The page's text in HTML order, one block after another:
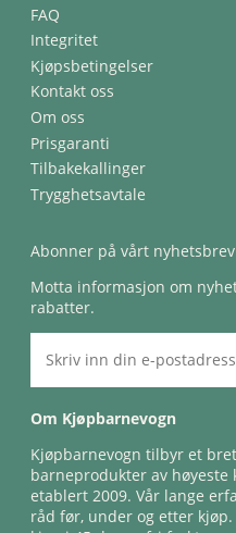
FAQ
Integritet
Kjøpsbetingelser
Kontakt oss
Om oss
Prisgaranti
Tilbakekallinger
Trygghetsavtale
Abonner på vårt nyhetsbrev
Motta informasjon om
rabatter.
Om Kjøpbarnevogn
Kjøpbarnevogn tilbyr et
barneprodukter av høyeste
etablert 2009. Vår lange
råd før, under og etter